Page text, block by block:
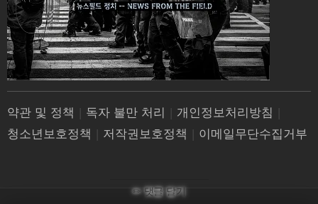
약관 및 정책 | 독자 불만 처리 | 개인정보처리방침 |
청소년보호정책 | 저작권보호정책 | 이메일무단수집거부
✏ 댓글 달기